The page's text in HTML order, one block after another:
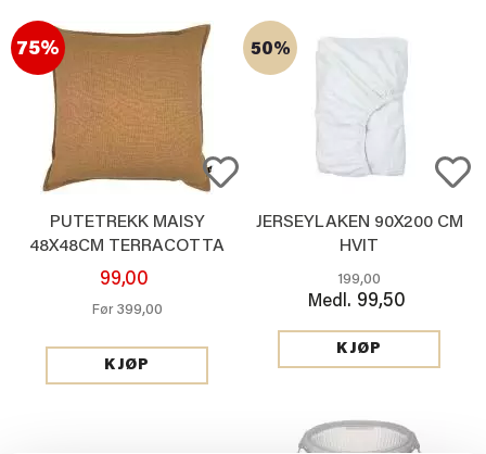
75%
PUTETREKK MAISY
48X48CM TERRACOTTA
99,00
Før 399,00
KJØP
50%
JERSEYLAKEN 90X200 CM
HVIT
199,00
Medl. 99,50
KJØP